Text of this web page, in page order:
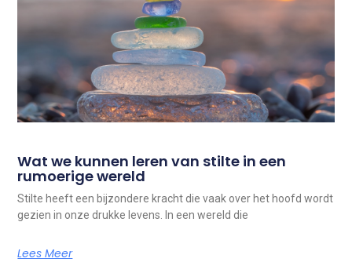
Wat we kunnen leren van stilte in een
rumoerige wereld
Stilte heeft een bijzondere kracht die vaak over het hoofd wordt
gezien in onze drukke levens. In een wereld die
Lees Meer